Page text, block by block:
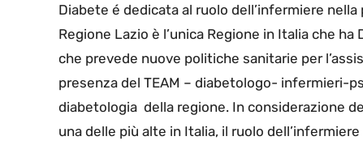
Diabete é dedicata al ruolo dell’infermiere
Regione Lazio è l’unica Regione in Italia che
che prevede nuove politiche sanitarie per
presenza del TEAM – diabetologo-
diabetologia della regione. In considerazione
una delle più alte in Italia, il ruolo